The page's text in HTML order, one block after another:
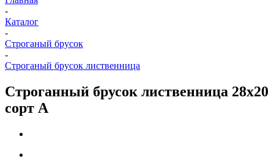
-
Каталог
-
Строганый брусок
-
Строганый брусок лиственница
Строганный брусок лиственница 28х20
сорт А